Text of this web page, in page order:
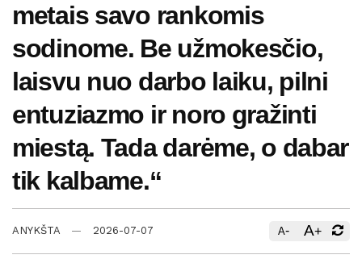
metais savo rankomis
sodinome. Be užmokesčio,
laisvu nuo darbo laiku, pilni
entuziazmo ir noro gražinti
miestą. Tada darėme, o dabar
tik kalbame.“
ANYKŠTA 2026-07-07 A- A+